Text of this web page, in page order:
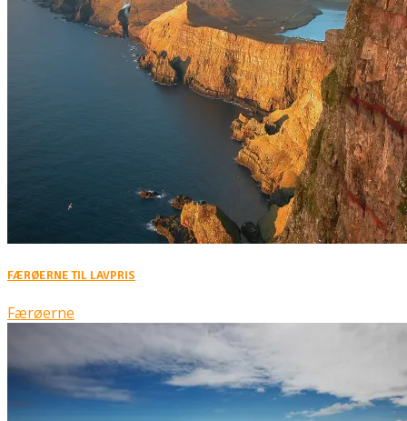
FÆRØERNE TIL LAVPRIS
Færøerne